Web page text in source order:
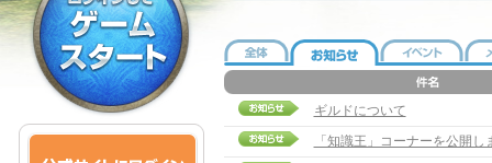
ギルドについて
「知識王」コーナーを公開し